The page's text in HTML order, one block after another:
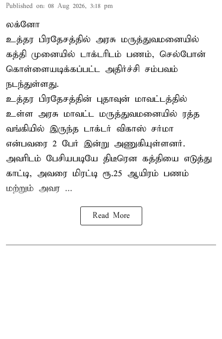
Published on: 08 Aug 2026, 3:18 pm
லக்னோ
உத்தர பிரதேசத்தில் அரசு மருத்துவமனையில்
கத்தி முனையில் டாக்டரிடம் பணம், செல்போன்
கொள்ளையடிக்கப்பட்ட அதிர்ச்சி சம்பவம்
நடந்துள்ளது.
உத்தர பிரதேசத்தின் புதாவுன் மாவட்டத்தில்
உள்ள அரசு மாவட்ட மருத்துவமனையில் ரத்த
வங்கியில் இருந்த டாக்டர் விகாஸ் சர்மா
என்பவரை 2 பேர் இன்று அணுகியுள்ளனர்.
அவரிடம் பேசியபடியே திடீரென கத்தியை எடுத்து
காட்டி, அவரை மிரட்டி ரூ.25 ஆயிரம் பணம்
மற்றும் அவர ...
Read More